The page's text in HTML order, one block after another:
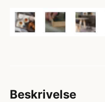
Beskrivelse